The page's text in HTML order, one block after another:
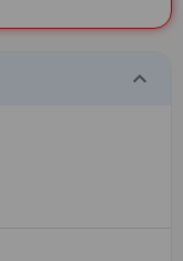
keyboard_arrow_down